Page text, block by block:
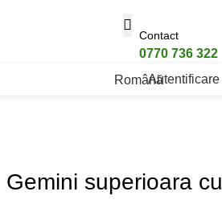
Contact
0770 736 322
Română
superioara